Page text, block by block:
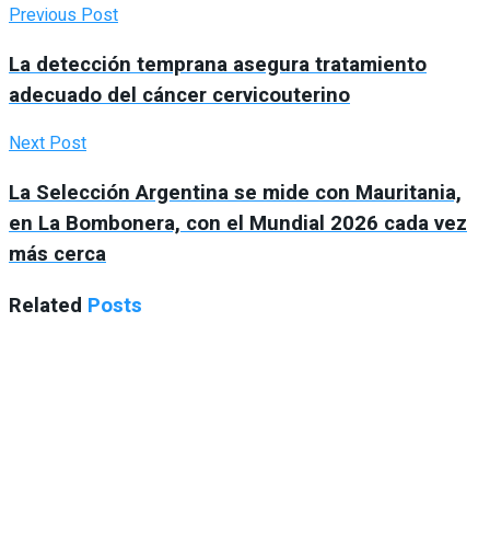
Previous Post
La detección temprana asegura tratamiento
adecuado del cáncer cervicouterino
Next Post
La Selección Argentina se mide con Mauritania,
en La Bombonera, con el Mundial 2026 cada vez
más cerca
Related Posts